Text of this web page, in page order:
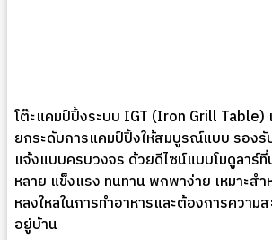
โต๊ะแคมป์ปิ้งระบบ IGT (Iron Grill Table)
ยกระดับการแคมป์ปิ้งให้สมบูรณ์แบบ รองรั
แจ้งแบบครบวงจร ด้วยดีไซน์แบบโมดูลาร์
หลาย แข็งแรง ทนทาน พกพาง่าย เหมาะส
หลงใหลในการทำอาหารและต้องการความ
อยู่บ้าน